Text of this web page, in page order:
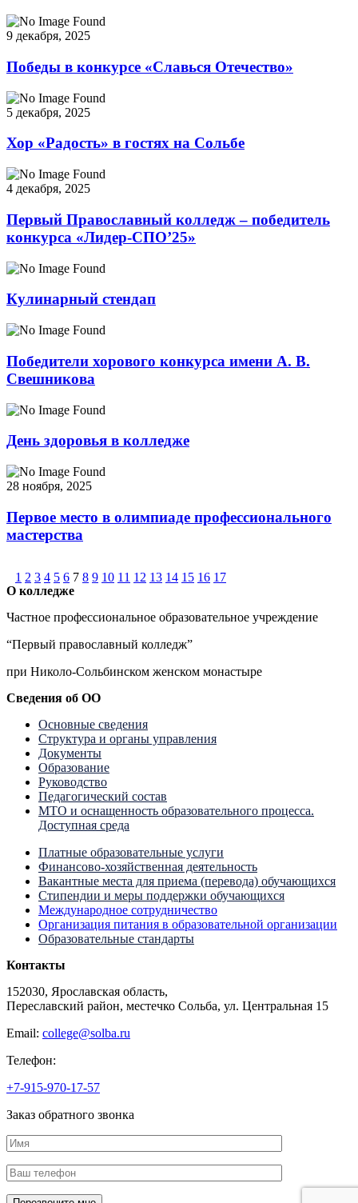
9 декабря, 2025
Победы в конкурсе «Славься Отечество»
5 декабря, 2025
Хор «Радость» в гостях на Сольбе
4 декабря, 2025
Первый Православный колледж – победитель
конкурса «Лидер-СПО’25»
Кулинарный стендап
Победители хорового конкурса имени А. В.
Свешникова
День здоровья в колледже
28 ноября, 2025
Первое место в олимпиаде профессионального
мастерства
1 2 3 4 5 6 7 8 9 10 11 12 13 14 15 16 17
О колледже
Частное профессиональное образовательное учреждение
“Первый православный колледж”
при Николо-Сольбинском женском монастыре
Сведения об ОО
Основные сведения
Структура и органы управления
Документы
Образование
Руководство
Педагогический состав
МТО и оснащенность образовательного процесса.
Доступная среда
Платные образовательные услуги
Финансово-хозяйственная деятельность
Вакантные места для приема (перевода) обучающихся
Стипендии и меры поддержки обучающихся
Международное сотрудничество
Организация питания в образовательной организации
Образовательные стандарты
Контакты
152030, Ярославская область,
Переславский район, местечко Сольба, ул. Центральная 15
Email: college@solba.ru
Телефон:
+7-915-970-17-57
Заказ обратного звонка